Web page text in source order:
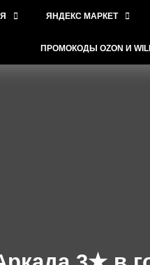
ЯНДЕКС МАРКЕТ
ПРОМОКОДЫ OZON И